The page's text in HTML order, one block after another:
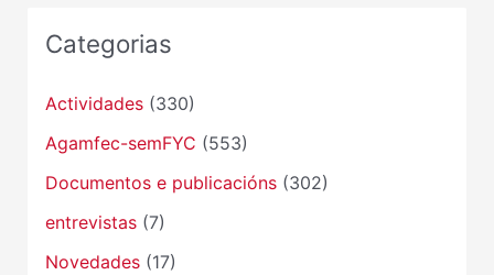
Categorias
Actividades(330)
Agamfec-semFYC (553)
Documentos e publicacións(302)
entrevistas(7)
Novedades(17)